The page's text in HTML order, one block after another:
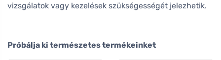
vizsgálatok vagy kezelések szükségességét jelezhetik.
Próbálja ki természetes termékeinket